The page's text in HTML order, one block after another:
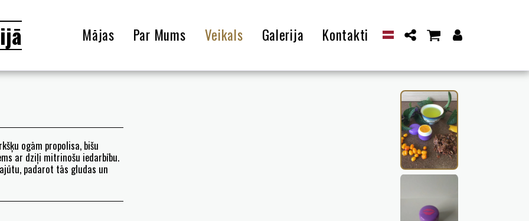
Mājas Par Mums Veikals Galerija Kontakti
ogām propolisa, bišu
ar dziļi mitrinošu iedarbību.
padarot tās gludas un